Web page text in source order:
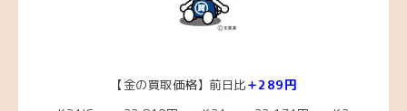
【金の買取価格】前日比＋289円